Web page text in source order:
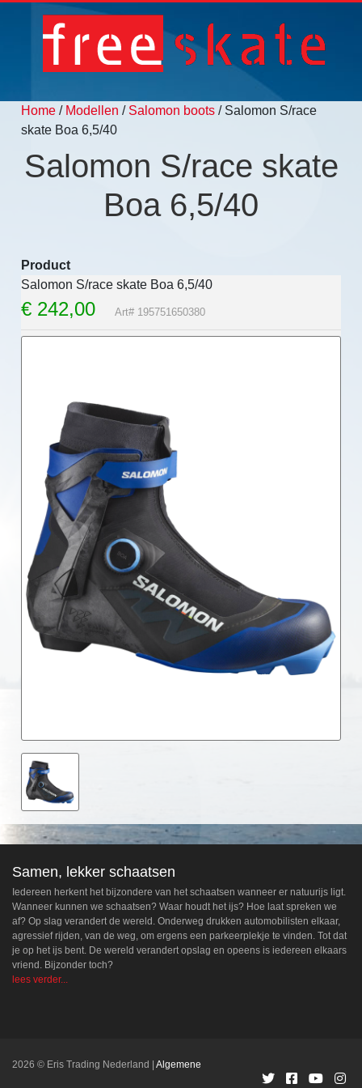
Home / Modellen / Salomon boots / Salomon S/race
skate Boa 6,5/40
Salomon S/race skate
Boa 6,5/40
Product
Salomon S/race skate Boa 6,5/40
€ 242,00 Art# 195751650380
Samen, lekker schaatsen
Iedereen herkent het bijzondere van het schaatsen wanneer er natuurijs ligt.
Wanneer kunnen we schaatsen? Waar houdt het ijs? Hoe laat spreken we
af? Op slag verandert de wereld. Onderweg drukken automobilisten elkaar,
agressief rijden, van de weg, om ergens een parkeerplekje te vinden. Tot dat
je op het ijs bent. De wereld verandert opslag en opeens is iedereen elkaars
vriend. Bijzonder toch?
lees verder...
2026 © Eris Trading Nederland Algemene